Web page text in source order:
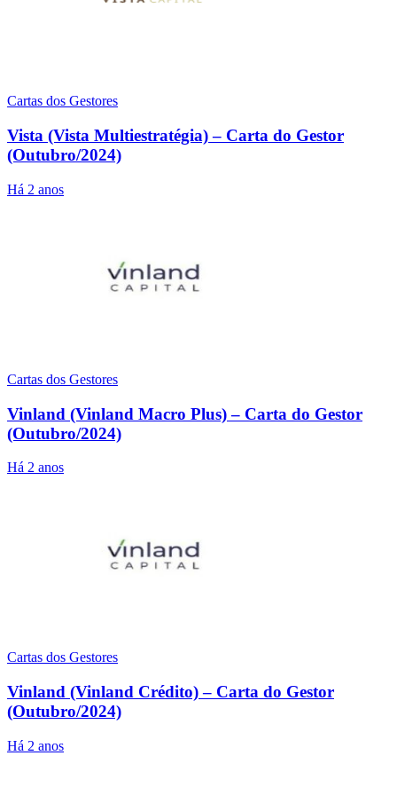
Cartas dos Gestores
Vista (Vista Multiestratégia) – Carta do Gestor
(Outubro/2024)
Há 2 anos
Cartas dos Gestores
Vinland (Vinland Macro Plus) – Carta do Gestor
(Outubro/2024)
Há 2 anos
Cartas dos Gestores
Vinland (Vinland Crédito) – Carta do Gestor
(Outubro/2024)
Há 2 anos